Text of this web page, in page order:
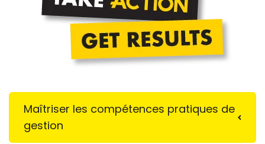
Maîtriser les compétences pratiques de
gestion